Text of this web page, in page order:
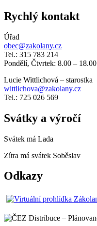
Rychlý kontakt
Úřad
obec@zakolany.cz
Tel.: 315 783 214
Pondělí, Čtvrtek: 8.00 – 18.00
Lucie Wittlichová – starostka
wittlichova@zakolany.cz
Tel.: 725 026 569
Svátky a výročí
Svátek má Lada
Zítra má svátek Soběslav
Odkazy